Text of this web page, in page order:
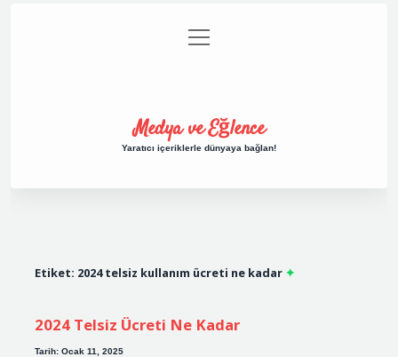
Gizlilik Politikası
menüyü
aç
Medya ve Eğlence
Yaratıcı içeriklerle dünyaya bağlan!
Etiket: 2024 telsiz kullanım ücreti ne kadar
2024 Telsiz Ücreti Ne Kadar
Tarih: Ocak 11, 2025